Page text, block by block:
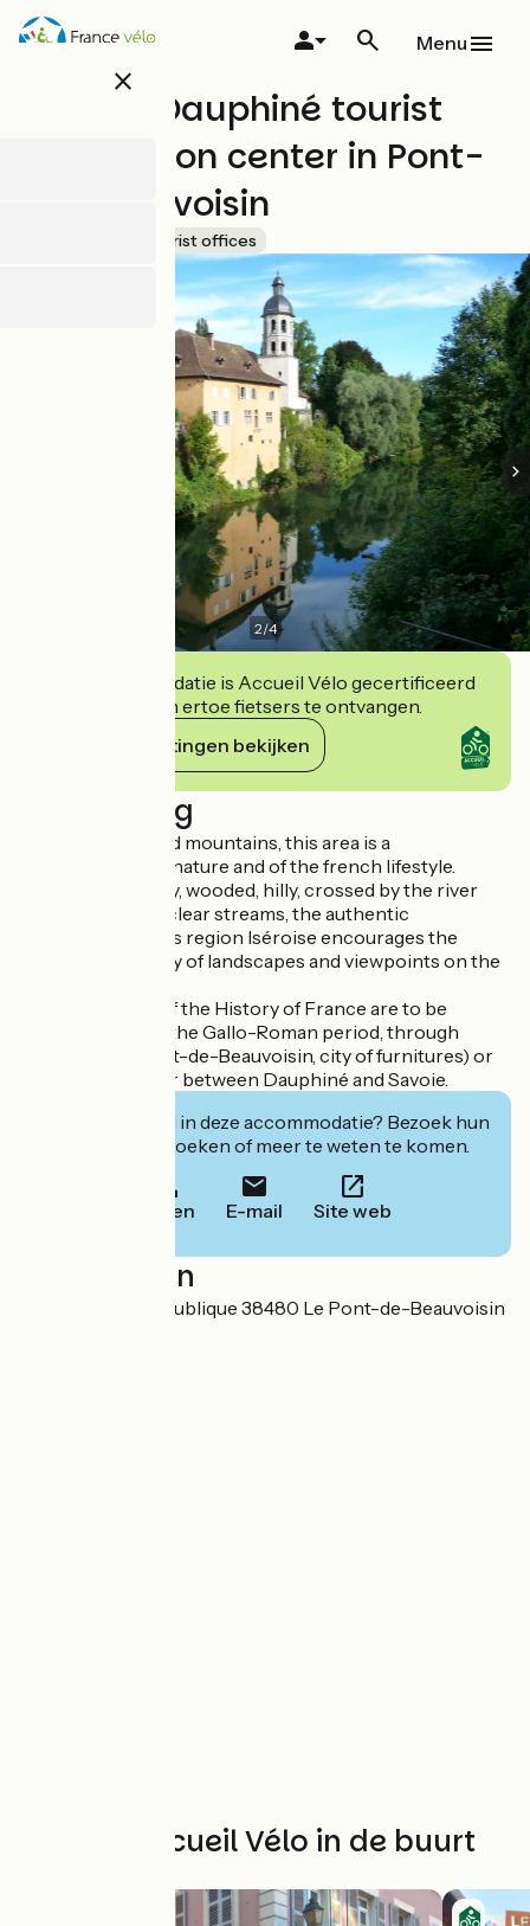
Overslaan
en
close
Menu
Vals du Dauphiné tourist
information center in Pont-
de-Beauvoisin
Tourist offices
2/4
Deze accommodatie is Accueil Vélo gecertificeerd
en verbindt zich ertoe fietsers te ontvangen.
Haar verplichtingen bekijken
Beschrijving
Between lakes and mountains, this area is a
concentration of nature and of the french lifestyle.
Charming country, wooded, hilly, crossed by the river
Guiers and many clear streams, the authentic
countryside of this region Iséroise encourages the
peaceful discovery of landscapes and viewpoints on the
Great moments of the History of France are to be
discovered, from the Gallo-Roman period, through
François 1st (Pont-de-Beauvoisin, city of furnitures) or
the former border between Dauphiné and Savoie.
Geïnteresseerd in deze accommodatie? Bezoek hun
website om te boeken of meer te weten te komen.
Bellen E-mail Site web
Localisation
25 Place de la Republique 38480 Le Pont-de-Beauvoisin
Andere Accueil Vélo in de buurt